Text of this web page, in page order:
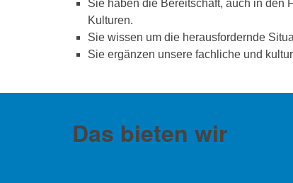
Sie haben die Bereitschaft, auch in den
Kulturen.
Sie wissen um die herausfordernde
Sie ergänzen unsere fachliche und
Das bieten wir